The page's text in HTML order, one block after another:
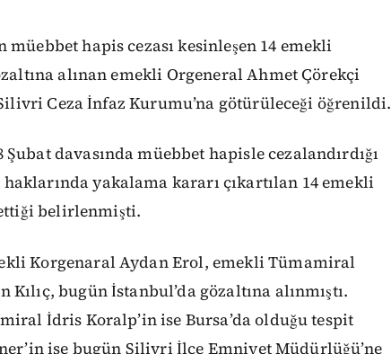
hapis cezası kesinleşen 14 emekli
alınan emekli Orgeneral Ahmet Çörekçi
Ceza İnfaz Kurumu’na götürüleceği öğrenildi.
davasında müebbet hapisle cezalandırdığı
yakalama kararı çıkartılan 14 emekli
belirlenmişti.
Korgenaral Aydan Erol, emekli Tümamiral
bugün İstanbul’da gözaltına alınmıştı.
İdris Koralp’in ise Bursa’da olduğu tespit
ise bugün Silivri İlçe Emniyet Müdürlüğü’ne